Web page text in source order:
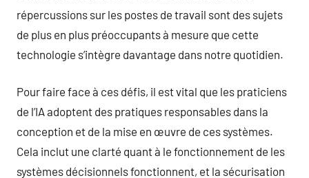
répercussions sur les postes de travail sont des sujets
de plus en plus préoccupants à mesure que cette
technologie s’intègre davantage dans notre quotidien.
Pour faire face à ces défis, il est vital que les praticiens
de l’IA adoptent des pratiques responsables dans la
conception et de la mise en œuvre de ces systèmes.
Cela inclut une clarté quant à le fonctionnement de les
systèmes décisionnels fonctionnent, et la sécurisation